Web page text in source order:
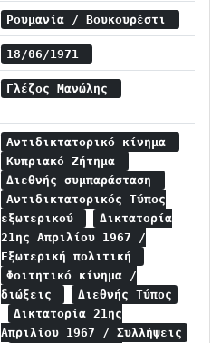
Ρουμανία / Βουκουρέστι
18/06/1971
Γλέζος Μανώλης
Αντιδικτατορικό κίνημα
Κυπριακό Ζήτημα
Διεθνής συμπαράσταση
Αντιδικτατορικός Τύπος
εξωτερικού
Δικτατορία
21ης Απριλίου 1967 /
Εξωτερική πολιτική
Φοιτητικό κίνημα /
διώξεις
Διεθνής Τύπος
Δικτατορία 21ης
Απριλίου 1967 / Συλλήψεις